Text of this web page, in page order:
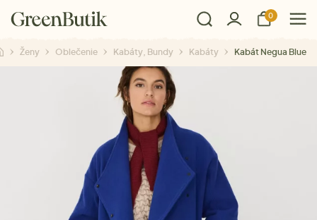
0
Ženy Oblečenie Kabáty, Bundy Kabáty Kabát Negua Blue